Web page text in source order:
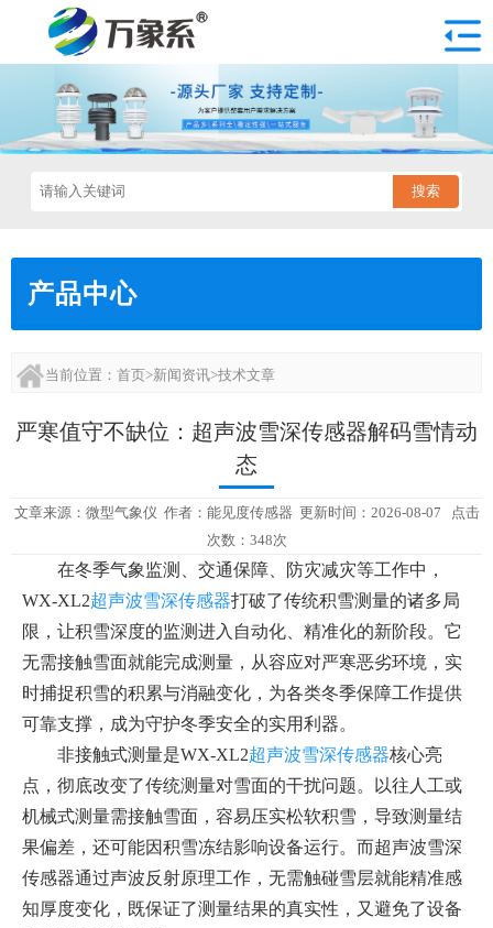
搜索
产品中心
当前位置： 首页>新闻资讯>技术文章
严寒值守不缺位：超声波雪深传感器解码雪情动
态
文章来源： 微型气象仪 作者： 能见度传感器 更新时间：2026-08-07 点击
次数：348次
在冬季气象监测、交通保障、防灾减灾等工作中，
WX-XL2超声波雪深传感器打破了传统积雪测量的诸多局
限，让积雪深度的监测进入自动化、精准化的新阶段。它
无需接触雪面就能完成测量，从容应对严寒恶劣环境，实
时捕捉积雪的积累与消融变化，为各类冬季保障工作提供
可靠支撑，成为守护冬季安全的实用利器。
非接触式测量是WX-XL2超声波雪深传感器核心亮
点，彻底改变了传统测量对雪面的干扰问题。以往人工或
机械式测量需接触雪面，容易压实松软积雪，导致测量结
果偏差，还可能因积雪冻结影响设备运行。而超声波雪深
传感器通过声波反射原理工作，无需触碰雪层就能精准感
知厚度变化，既保证了测量结果的真实性，又避免了设备